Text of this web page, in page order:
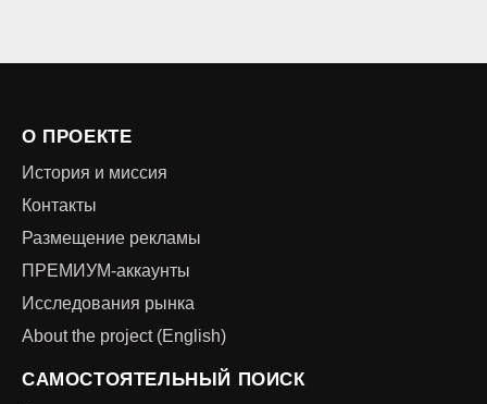
О ПРОЕКТЕ
История и миссия
Контакты
Размещение рекламы
ПРЕМИУМ-аккаунты
Исследования рынка
About the project (English)
САМОСТОЯТЕЛЬНЫЙ ПОИСК